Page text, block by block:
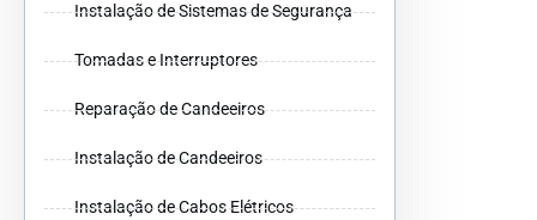
Instalação de Sistemas de Segurança
Tomadas e Interruptores
Reparação de Candeeiros
Instalação de Candeeiros
Instalação de Cabos Elétricos